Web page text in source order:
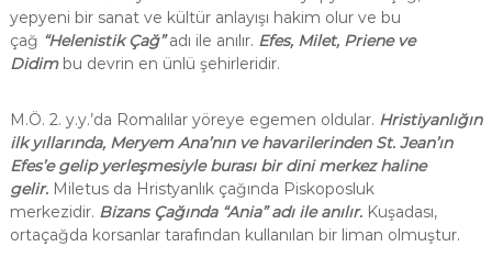
yepyeni bir sanat ve kültür anlayışı hakim olur ve bu
çağ “Helenistik Çağ”adı ile anılır. Efes, Milet, Priene ve
Didimbu devrin en ünlü şehirleridir.
M.Ö. 2. y.y.’da Romalılar yöreye egemen oldular. Hristiyanlığın
ilk yıllarında, Meryem Ana’nın ve havarilerinden St. Jean’ın
Efes’e gelip yerleşmesiyle burası bir dini merkez haline
gelir.Miletus da Hristyanlık çağında Piskoposluk
merkezidir. Bizans Çağında “Ania” adı ile anılır.Kuşadası,
ortaçağda korsanlar tarafından kullanılan bir liman olmuştur.